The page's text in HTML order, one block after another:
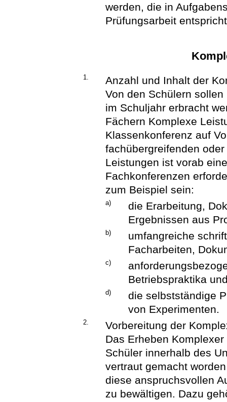
werden, die in
Prüfungsarbeit
1.
Anzahl und Inhalt der
Von den Schülern
im Schuljahr erbracht
Fächern Komplexe
Klassenkonferenz auf
fachübergreifenden
Leistungen ist vorab
Fachkonferenzen
zum Beispiel sein:
a)
die Erarbeitung,
Ergebnissen aus
b)
umfangreiche
Facharbeiten,
c)
Betriebspraktika
d)
die selbstständige
von Experimenten.
2.
Vorbereitung der
Das Erheben
Schüler innerhalb des
vertraut gemacht
diese anspruchsvollen
zu bewältigen. Dazu